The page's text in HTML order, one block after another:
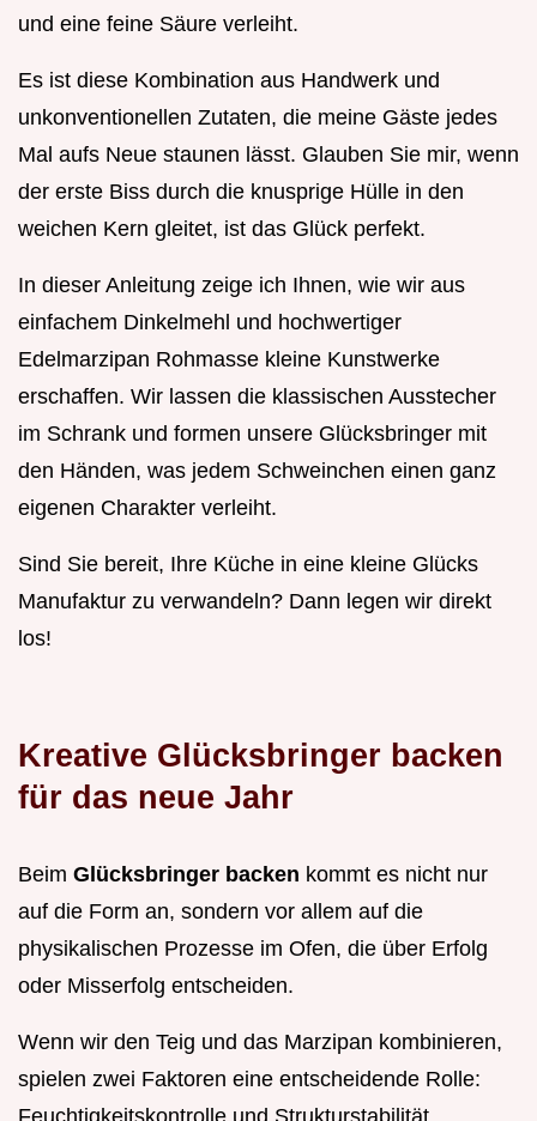
und eine feine Säure verleiht.
Es ist diese Kombination aus Handwerk und
unkonventionellen Zutaten, die meine Gäste jedes
Mal aufs Neue staunen lässt. Glauben Sie mir, wenn
der erste Biss durch die knusprige Hülle in den
weichen Kern gleitet, ist das Glück perfekt.
In dieser Anleitung zeige ich Ihnen, wie wir aus
einfachem Dinkelmehl und hochwertiger
Edelmarzipan Rohmasse kleine Kunstwerke
erschaffen. Wir lassen die klassischen Ausstecher
im Schrank und formen unsere Glücksbringer mit
den Händen, was jedem Schweinchen einen ganz
eigenen Charakter verleiht.
Sind Sie bereit, Ihre Küche in eine kleine Glücks
Manufaktur zu verwandeln? Dann legen wir direkt
los!
Kreative Glücksbringer backen
für das neue Jahr
Beim Glücksbringer backen kommt es nicht nur
auf die Form an, sondern vor allem auf die
physikalischen Prozesse im Ofen, die über Erfolg
oder Misserfolg entscheiden.
Wenn wir den Teig und das Marzipan kombinieren,
spielen zwei Faktoren eine entscheidende Rolle:
Feuchtigkeitskontrolle und Strukturstabilität.